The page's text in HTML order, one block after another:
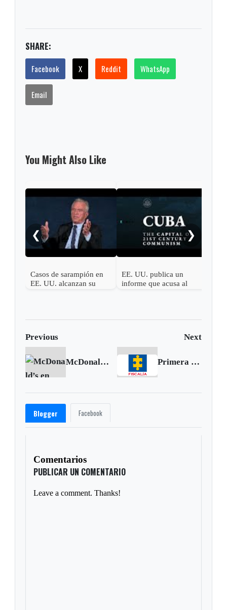
SHARE:
Facebook X Reddit WhatsApp
Email
You Might Also Like
❮
Casos de sarampión en
EE. UU. alcanzan su
EE. UU. publica un
informe que acusa al
❯
Previous Next
McDonald’s en Colombia se abastecerá exclusivamente de huevo de gallinas libres de jaula Primera condena por corrupción en los Juegos Nacionales de Tolima
Blogger Facebook
Comentarios
PUBLICAR UN COMENTARIO
Leave a comment. Thanks!